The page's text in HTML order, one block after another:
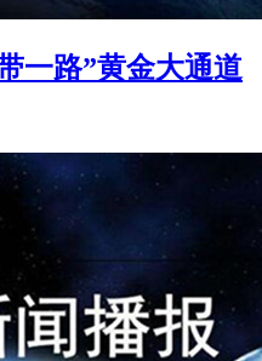
一路”黄金大通道